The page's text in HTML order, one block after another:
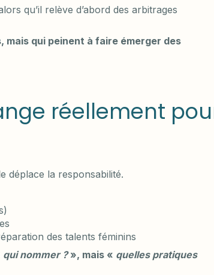
qu’il relève d’abord des arbitrages
qui peinent à faire émerger des
réellement
déplace la responsabilité.
des talents féminins
qui nommer ?», mais « quelles pratiques